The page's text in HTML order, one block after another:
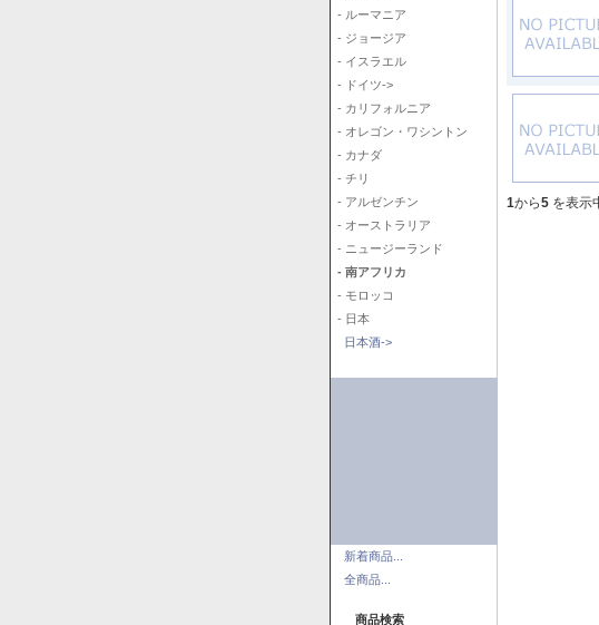
- ルーマニア
- ジョージア
- イスラエル
- ドイツ->
- カリフォルニア
- オレゴン・ワシントン
- カナダ
- チリ
- アルゼンチン
- オーストラリア
- ニュージーランド
- 南アフリカ
- モロッコ
- 日本
日本酒->
新着商品...
全商品...
商品検索
1から5 を表示